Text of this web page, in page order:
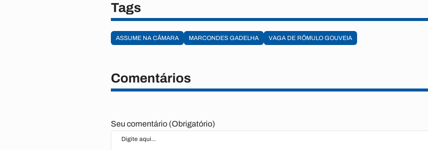
Tags
ASSUME NA CÂMARA MARCONDES GADELHA VAGA DE RÔMULO GOUVEIA
Comentários
Seu comentário (Obrigatório)